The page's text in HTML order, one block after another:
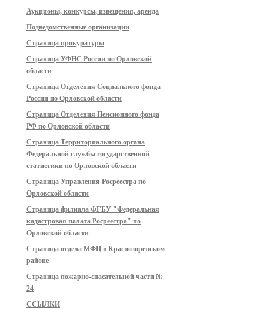
Аукционы, конкурсы, извещения, аренда
Подведомственные организации
Страница прокуратуры
Страница УФНС России по Орловской
области
Страница Отделения Социального фонда
России по Орловской области
Страница Отделения Пенсионного фонда
РФ по Орловской области
Страница Территориального органа
Федеральной службы государственной
статистики по Орловской области
Страница Управления Росреестра по
Орловской области
Страница филиала ФГБУ "Федеральная
кадастровая палата Росреестра" по
Орловской области
Страница отдела МФЦ в Краснозоренском
районе
Страница пожарно-спасательной части №
24
ССЫЛКИ